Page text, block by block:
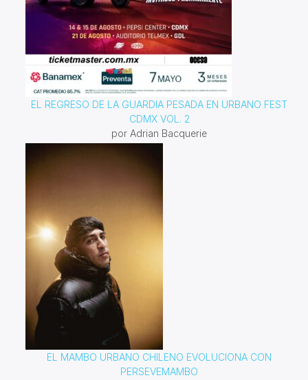
EL REGRESO DE LA GUARDIA PESADA EN URBANO FEST
CDMX VOL. 2
por Adrian Bacquerie
EL MAMBO URBANO CHILENO EVOLUCIONA CON
PERSEVEMAMBO